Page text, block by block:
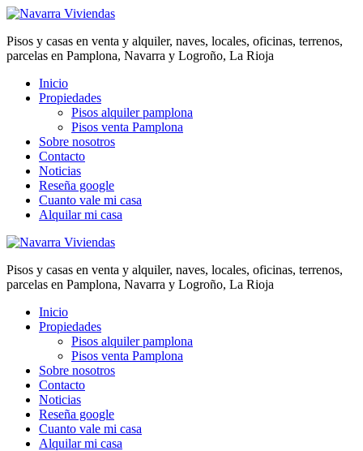
Pisos y casas en venta y alquiler, naves, locales, oficinas, terrenos,
parcelas en Pamplona, Navarra y Logroño, La Rioja
Inicio
Propiedades
Pisos alquiler pamplona
Pisos venta Pamplona
Sobre nosotros
Contacto
Noticias
Reseña google
Cuanto vale mi casa
Alquilar mi casa
Pisos y casas en venta y alquiler, naves, locales, oficinas, terrenos,
parcelas en Pamplona, Navarra y Logroño, La Rioja
Inicio
Propiedades
Pisos alquiler pamplona
Pisos venta Pamplona
Sobre nosotros
Contacto
Noticias
Reseña google
Cuanto vale mi casa
Alquilar mi casa